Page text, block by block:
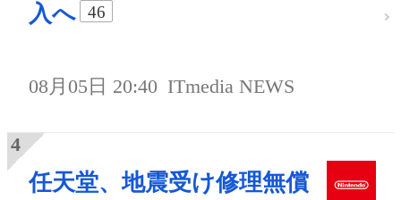
入へ
46
08月05日 20:40 ITmedia NEWS
任天堂、地震受け修理無償